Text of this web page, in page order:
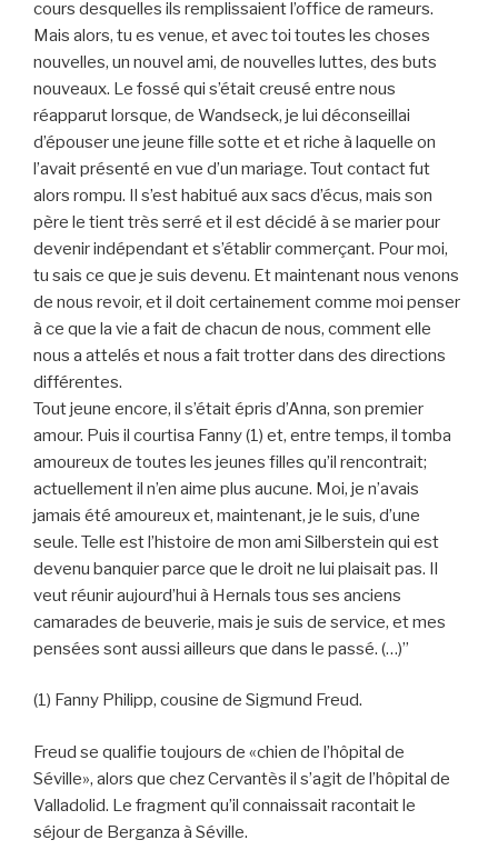
cours desquelles ils remplissaient l’office de rameurs.
Mais alors, tu es venue, et avec toi toutes les choses
nouvelles, un nouvel ami, de nouvelles luttes, des buts
nouveaux. Le fossé qui s’était creusé entre nous
réapparut lorsque, de Wandseck, je lui déconseillai
d’épouser une jeune fille sotte et et riche à laquelle on
l’avait présenté en vue d’un mariage. Tout contact fut
alors rompu. Il s’est habitué aux sacs d’écus, mais son
père le tient très serré et il est décidé à se marier pour
devenir indépendant et s’établir commerçant. Pour moi,
tu sais ce que je suis devenu. Et maintenant nous venons
de nous revoir, et il doit certainement comme moi penser
à ce que la vie a fait de chacun de nous, comment elle
nous a attelés et nous a fait trotter dans des directions
différentes.
Tout jeune encore, il s’était épris d’Anna, son premier
amour. Puis il courtisa Fanny (1) et, entre temps, il tomba
amoureux de toutes les jeunes filles qu’il rencontrait;
actuellement il n’en aime plus aucune. Moi, je n’avais
jamais été amoureux et, maintenant, je le suis, d’une
seule. Telle est l’histoire de mon ami Silberstein qui est
devenu banquier parce que le droit ne lui plaisait pas. Il
veut réunir aujourd’hui à Hernals tous ses anciens
camarades de beuverie, mais je suis de service, et mes
pensées sont aussi ailleurs que dans le passé. (…)”
(1) Fanny Philipp, cousine de Sigmund Freud.
Freud se qualifie toujours de «chien de l’hôpital de
Séville», alors que chez Cervantès il s’agit de l’hôpital de
Valladolid. Le fragment qu’il connaissait racontait le
séjour de Berganza à Séville.